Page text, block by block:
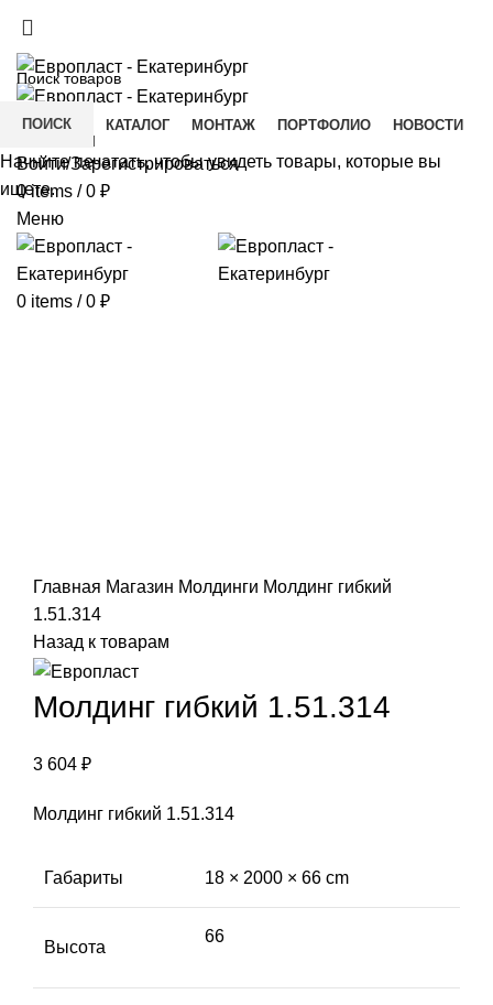
ГЛАВНАЯ КАТАЛОГ МОНТАЖ ПОРТФОЛИО
НОВОСТИ
КОНТАКТЫ
Войти/Зарегистрироваться
0items / 0 ₽
Меню
0 items / 0 ₽
Главная Магазин Молдинги Молдинг гибкий
1.51.314
Назад к товарам
Молдинг гибкий 1.51.314
3 604 ₽
Молдинг гибкий 1.51.314
Габариты 18 × 2000 × 66 cm
Высота
66
ПОИСК
Начните печатать, чтобы увидеть товары, которые вы
ищете.